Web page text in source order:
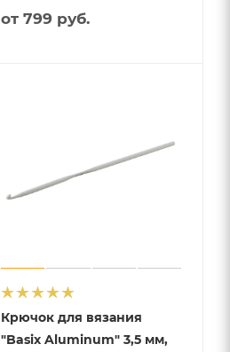
от799 руб.
Крючок для вязания
"Basix Aluminum" 3,5 мм,